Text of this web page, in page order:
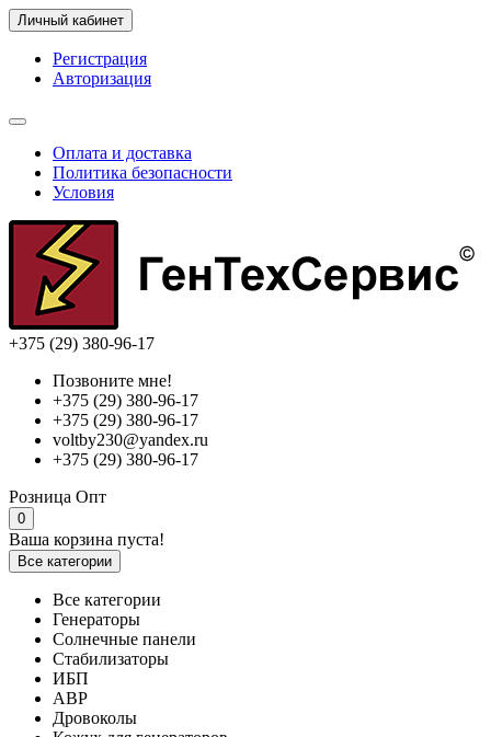
Личный кабинет
Регистрация
Авторизация
Оплата и доставка
Политика безопасности
Условия
+375 (29) 380-96-17
Позвоните мне!
+375 (29) 380-96-17
+375 (29) 380-96-17
voltby230@yandex.ru
+375 (29) 380-96-17
Розница Опт
0
Ваша корзина пуста!
Все категории
Все категории
Генераторы
Солнечные панели
Стабилизаторы
ИБП
АВР
Дровоколы